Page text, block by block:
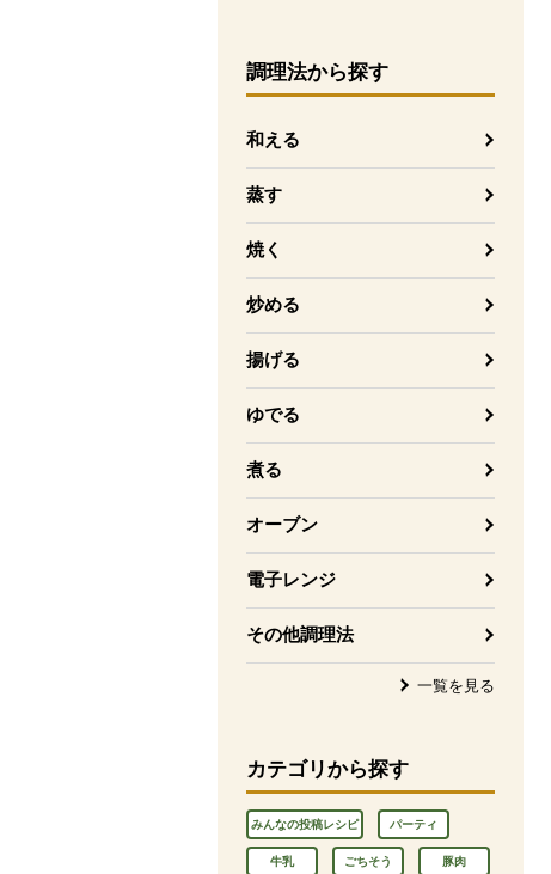
調理法から探す
和える
蒸す
焼く
炒める
揚げる
ゆでる
煮る
オーブン
電子レンジ
その他調理法
一覧を見る
カテゴリから探す
みんなの投稿レシピ パーティ
牛乳 ごちそう 豚肉